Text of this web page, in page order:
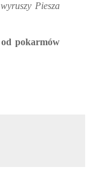
Piesza
pokarmów